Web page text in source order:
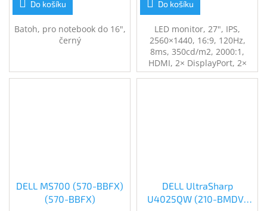
Do košíku
Batoh, pro notebook do 16",
černý
Do košíku
LED monitor, 27", IPS,
2560×1440, 16:9, 120Hz,
8ms, 350cd/m2, 2000:1,
HDMI, 2× DisplayPort, 2×
USB-C, 3× USB, PIVOT, en. tř.
DELL MS700 (570-BBFX)
(570-BBFX)
DELL UltraSharp
U4025QW (210-BMDV)